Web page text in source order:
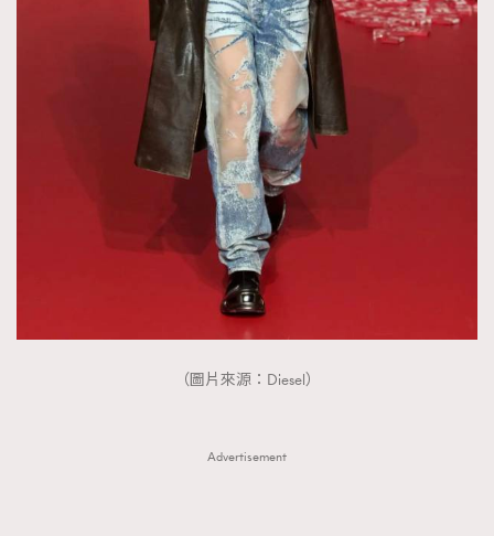
（圖片來源：Diesel）
Advertisement